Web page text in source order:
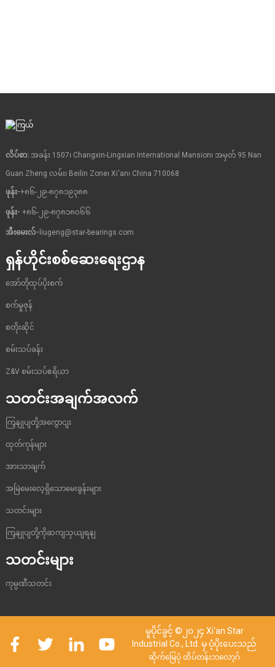
လိပ်စာ:အခန်း 1507၊ Changxin-Lingxian International Mansion၊ အမှတ် 95 Nan
Guan Zheng လမ်း၊ Beilin Zone၊ Xi'an၊ China 710068
ဖုန်း-+၈၆-၂၉-၈၇၈၁၉၃၈၈
ဖုန်း- +၈၆-၂၉-၈၇၈၁၈၀၆၆
အီးမေးလ်- liugeng@star-bearings.com
ရှန်ဟိုင်းစစ်ဆေးရေးဌာန
အော်တိုထုပ်ပိုးစက်
စက်မှုဇုန်
စတိုးဆိုင်
စမ်းသပ်ခန်း
Z&V စမ်းသပ်ဧရိယာ
သတင်းအချက်အလက်
ကြှနျုပျတို့အကွောငျး
ထုတ်ကုန်များ
အားသာချက်
အမြဲမေးလေ့ရှိသောမေးခွန်းများ
သတင်းများ
ကြှနျုပျတို့ကိုဆကျသှယျရနျ
သတင်းများ
ကုမ္ပဏီသတင်း
မူပိုင်ခွင့် ©၂၀၂၄ Xi'an Star
Industrial Co., Ltd. မှ ပံ့ပိုးပေးသည်
ဆိုက်မြေပုံထိပ်တန်းဘလော့ဂ်